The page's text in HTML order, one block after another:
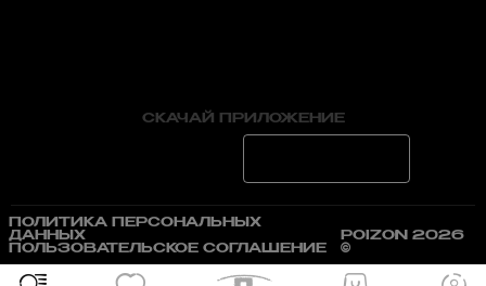
СКАЧАЙ ПРИЛОЖЕНИЕ
ПОЛИТИКА ПЕРСОНАЛЬНЫХ
ДАННЫХ
ПОЛЬЗОВАТЕЛЬСКОЕ СОГЛАШЕНИЕ
POIZON 2026
©